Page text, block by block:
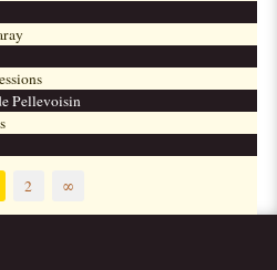
Pellevoisin
2 ∞